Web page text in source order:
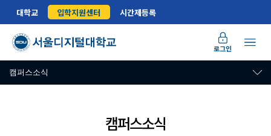
대학교 입학지원센터 시간제등록
로그인
캠퍼스소식
캠퍼스소식